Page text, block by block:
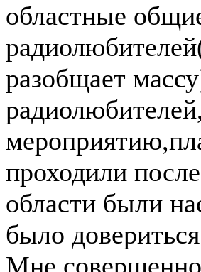
областные
разобщает
проходили
области были
было
Мне